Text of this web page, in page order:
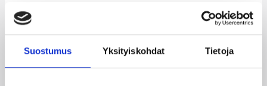
Suostumus Yksityiskohdat Tietoja
Honka 5. sija: 10-8